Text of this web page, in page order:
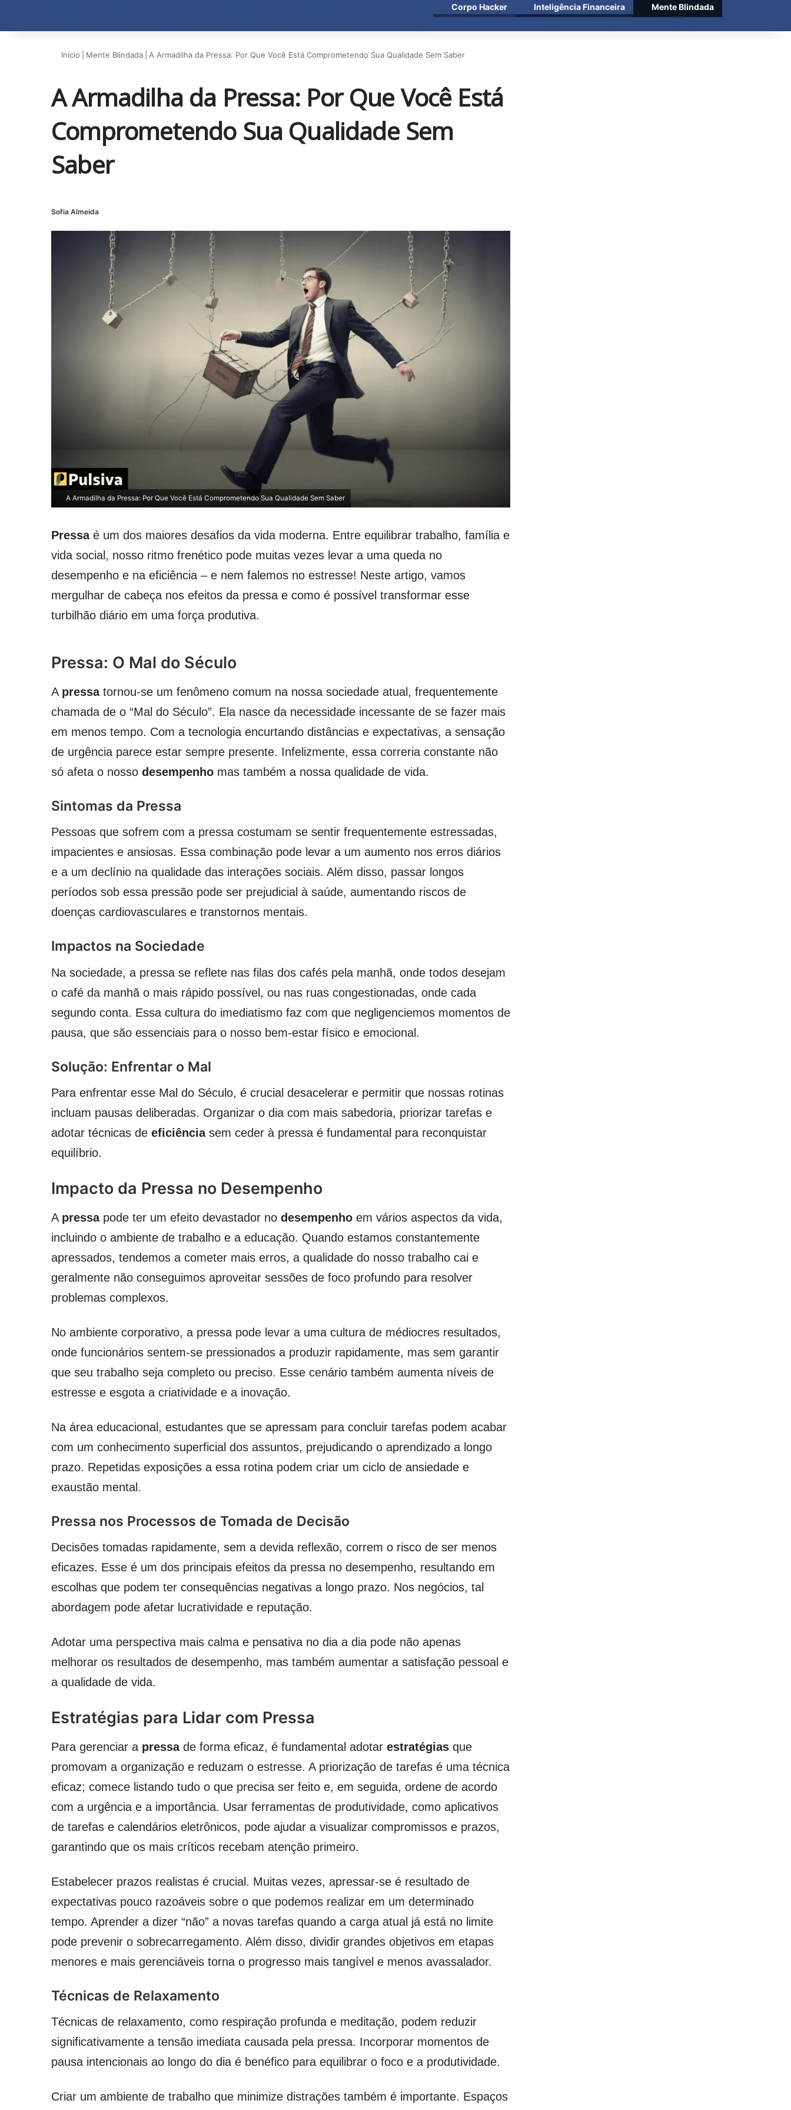
Corpo Hacker Inteligência Financeira Mente Blindada
Início Mente Blindada A Armadilha da Pressa: Por Que Você Está Comprometendo Sua Qualidade Sem Saber
A Armadilha da Pressa: Por Que Você Está
Comprometendo Sua Qualidade Sem
Saber
Sofia Almeida
A Armadilha da Pressa: Por Que Você Está Comprometendo Sua Qualidade Sem Saber
Pressaé um dos maiores desafios da vida moderna. Entre equilibrar trabalho, família e
vida social, nosso ritmo frenético pode muitas vezes levar a uma queda no
desempenho e na eficiência – e nem falemos no estresse! Neste artigo, vamos
mergulhar de cabeça nos efeitos da pressa e como é possível transformar esse
turbilhão diário em uma força produtiva.
Pressa: O Mal do Século
A pressatornou-se um fenômeno comum na nossa sociedade atual, frequentemente
chamada de o “Mal do Século”. Ela nasce da necessidade incessante de se fazer mais
em menos tempo. Com a tecnologia encurtando distâncias e expectativas, a sensação
de urgência parece estar sempre presente. Infelizmente, essa correria constante não
só afeta o nosso desempenho mas também a nossa qualidade de vida.
Sintomas da Pressa
Pessoas que sofrem com a pressa costumam se sentir frequentemente estressadas,
impacientes e ansiosas. Essa combinação pode levar a um aumento nos erros diários
e a um declínio na qualidade das interações sociais. Além disso, passar longos
períodos sob essa pressão pode ser prejudicial à saúde, aumentando riscos de
doenças cardiovasculares e transtornos mentais.
Impactos na Sociedade
Na sociedade, a pressa se reflete nas filas dos cafés pela manhã, onde todos desejam
o café da manhã o mais rápido possível, ou nas ruas congestionadas, onde cada
segundo conta. Essa cultura do imediatismo faz com que negligenciemos momentos de
pausa, que são essenciais para o nosso bem-estar físico e emocional.
Solução: Enfrentar o Mal
Para enfrentar esse Mal do Século, é crucial desacelerar e permitir que nossas rotinas
incluam pausas deliberadas. Organizar o dia com mais sabedoria, priorizar tarefas e
adotar técnicas de eficiênciasem ceder à pressa é fundamental para reconquistar
equilíbrio.
Impacto da Pressa no Desempenho
A pressapode ter um efeito devastador no desempenho em vários aspectos da vida,
incluindo o ambiente de trabalho e a educação. Quando estamos constantemente
apressados, tendemos a cometer mais erros, a qualidade do nosso trabalho cai e
geralmente não conseguimos aproveitar sessões de foco profundo para resolver
problemas complexos.
No ambiente corporativo, a pressa pode levar a uma cultura de médiocres resultados,
onde funcionários sentem-se pressionados a produzir rapidamente, mas sem garantir
que seu trabalho seja completo ou preciso. Esse cenário também aumenta níveis de
estresse e esgota a criatividade e a inovação.
Na área educacional, estudantes que se apressam para concluir tarefas podem acabar
com um conhecimento superficial dos assuntos, prejudicando o aprendizado a longo
prazo. Repetidas exposições a essa rotina podem criar um ciclo de ansiedade e
exaustão mental.
Pressa nos Processos de Tomada de Decisão
Decisões tomadas rapidamente, sem a devida reflexão, correm o risco de ser menos
eficazes. Esse é um dos principais efeitos da pressa no desempenho, resultando em
escolhas que podem ter consequências negativas a longo prazo. Nos negócios, tal
abordagem pode afetar lucratividade e reputação.
Adotar uma perspectiva mais calma e pensativa no dia a dia pode não apenas
melhorar os resultados de desempenho, mas também aumentar a satisfação pessoal e
a qualidade de vida.
Estratégias para Lidar com Pressa
Para gerenciar a pressade forma eficaz, é fundamental adotar estratégias que
promovam a organização e reduzam o estresse. A priorização de tarefas é uma técnica
eficaz; comece listando tudo o que precisa ser feito e, em seguida, ordene de acordo
com a urgência e a importância. Usar ferramentas de produtividade, como aplicativos
de tarefas e calendários eletrônicos, pode ajudar a visualizar compromissos e prazos,
garantindo que os mais críticos recebam atenção primeiro.
Estabelecer prazos realistas é crucial. Muitas vezes, apressar-se é resultado de
expectativas pouco razoáveis sobre o que podemos realizar em um determinado
tempo. Aprender a dizer “não” a novas tarefas quando a carga atual já está no limite
pode prevenir o sobrecarregamento. Além disso, dividir grandes objetivos em etapas
menores e mais gerenciáveis torna o progresso mais tangível e menos avassalador.
Técnicas de Relaxamento
Técnicas de relaxamento, como respiração profunda e meditação, podem reduzir
significativamente a tensão imediata causada pela pressa. Incorporar momentos de
pausa intencionais ao longo do dia é benéfico para equilibrar o foco e a produtividade.
Criar um ambiente de trabalho que minimize distrações também é importante. Espaços